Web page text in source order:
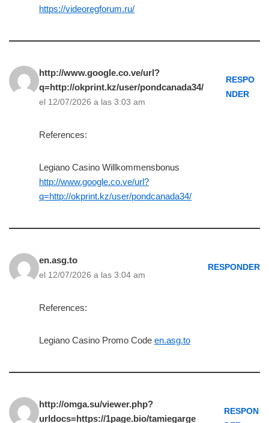
https://videoregforum.ru/
http://www.google.co.ve/url?
q=http://okprint.kz/user/pondcanada34/
el 12/07/2026 a las 3:03 am
RESPO
NDER
References:
Legiano Casino Willkommensbonus
http://www.google.co.ve/url?
q=http://okprint.kz/user/pondcanada34/
en.asg.to
el 12/07/2026 a las 3:04 am
RESPONDER
References:
Legiano Casino Promo Code en.asg.to
http://omga.su/viewer.php?
urldocs=https://1page.bio/tamiegarge
RESPON